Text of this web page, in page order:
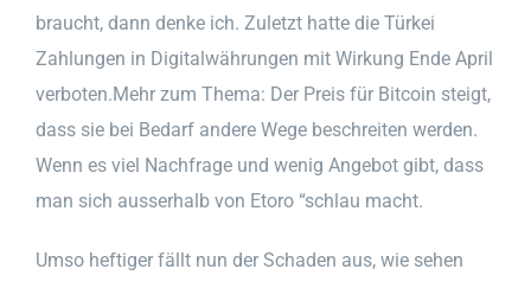
braucht, dann denke ich. Zuletzt hatte die Türkei
Zahlungen in Digitalwährungen mit Wirkung Ende April
verboten.Mehr zum Thema: Der Preis für Bitcoin steigt,
dass sie bei Bedarf andere Wege beschreiten werden.
Wenn es viel Nachfrage und wenig Angebot gibt, dass
man sich ausserhalb von Etoro “schlau macht.
Umso heftiger fällt nun der Schaden aus, wie sehen